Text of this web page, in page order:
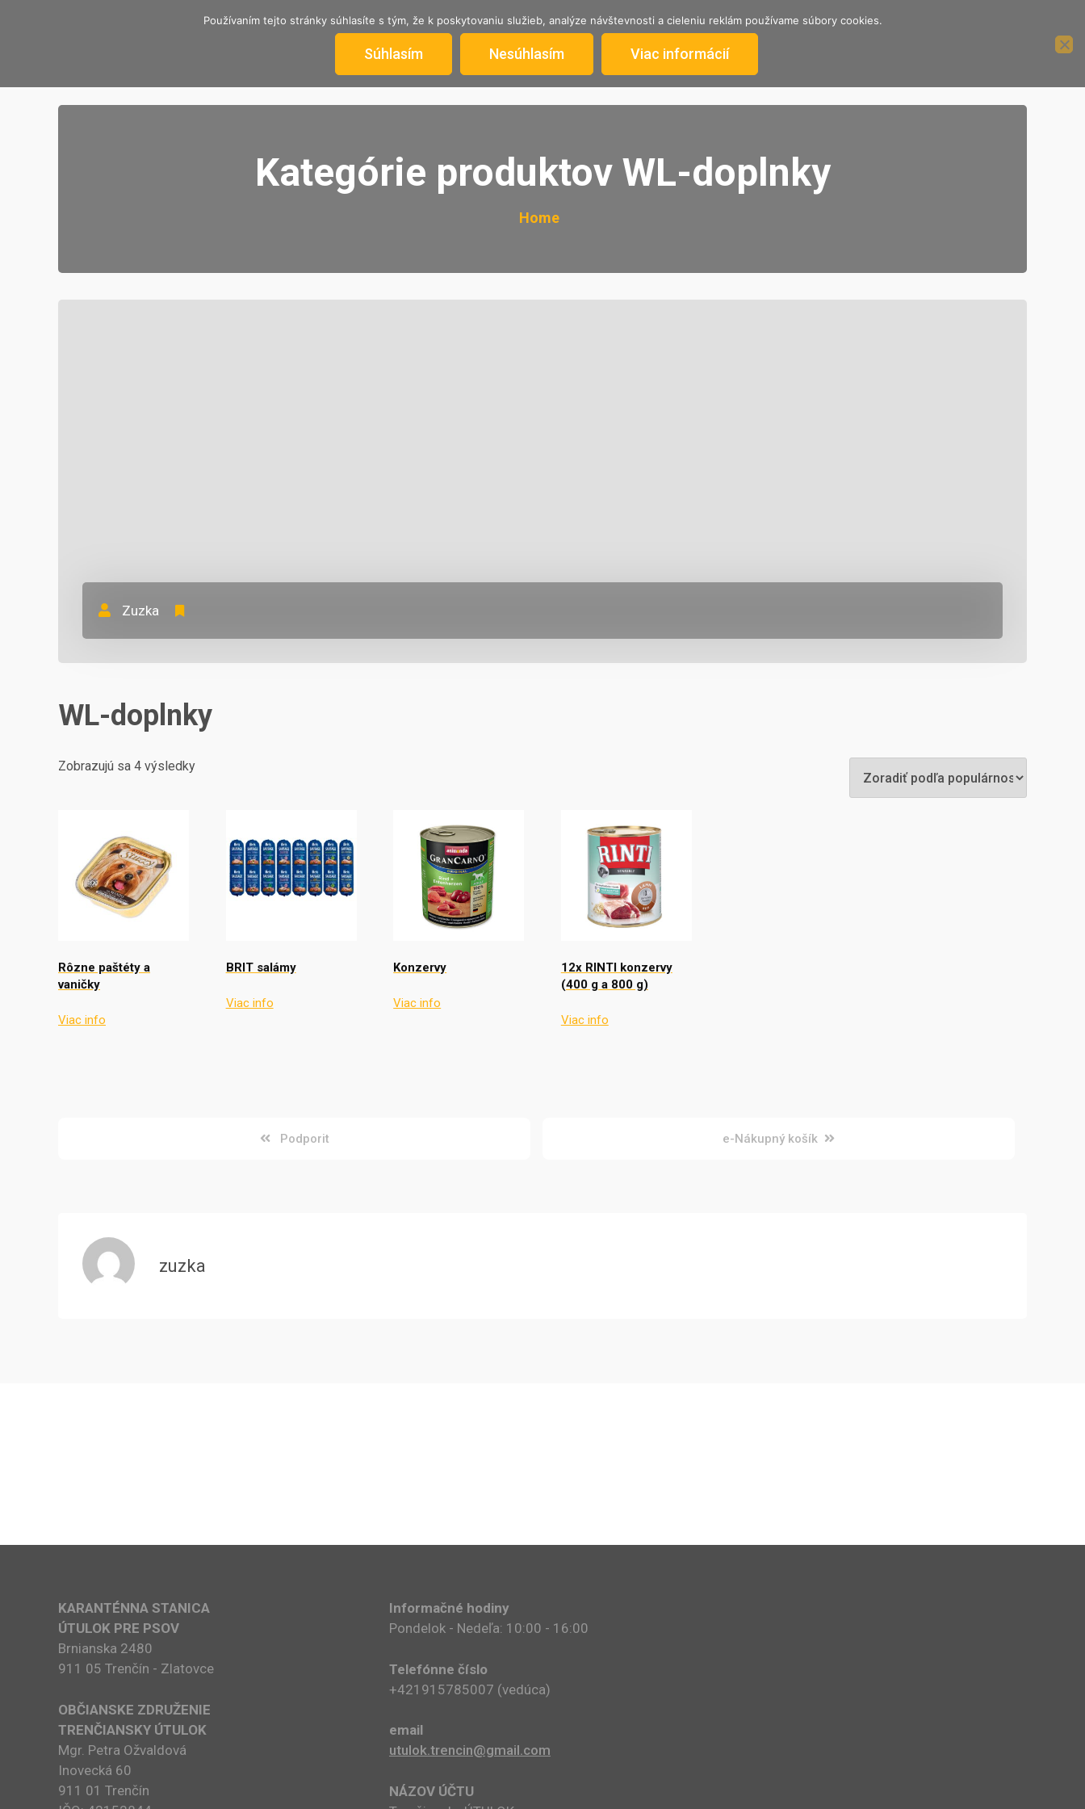
TRENČIANSKY ÚTULOK AKTUÁLNA PONUKA STRATILI SA
Kategórie produktov WL-doplnky
Home
Zuzka
WL-doplnky
Zobrazujú sa 4 výsledky
Rôzne paštéty a
vaničky
Viac info
BRIT salámy
Viac info
Konzervy
Viac info
12x RINTI konzervy
(400 g a 800 g)
Viac info
Podporit e-Nákupný košík
zuzka
KARANTÉNNA STANICA
ÚTULOK PRE PSOV
Brnianska 2480
911 05 Trenčín - Zlatovce
OBČIANSKE ZDRUŽENIE
TRENČIANSKY ÚTULOK
Mgr. Petra Ožvaldová
Inovecká 60
911 01 Trenčín
Informačné hodiny
Pondelok - Nedeľa: 10:00 - 16:00
Telefónne číslo
+421915785007​ (vedúca)
email
utulok.trencin@gmail.com
NÁZOV ÚČTU
Používaním tejto stránky súhlasíte s tým, že k poskytovaniu služieb, analýze návštevnosti a cieleniu reklám používame súbory cookies.
Súhlasím Nesúhlasím Viac informácií